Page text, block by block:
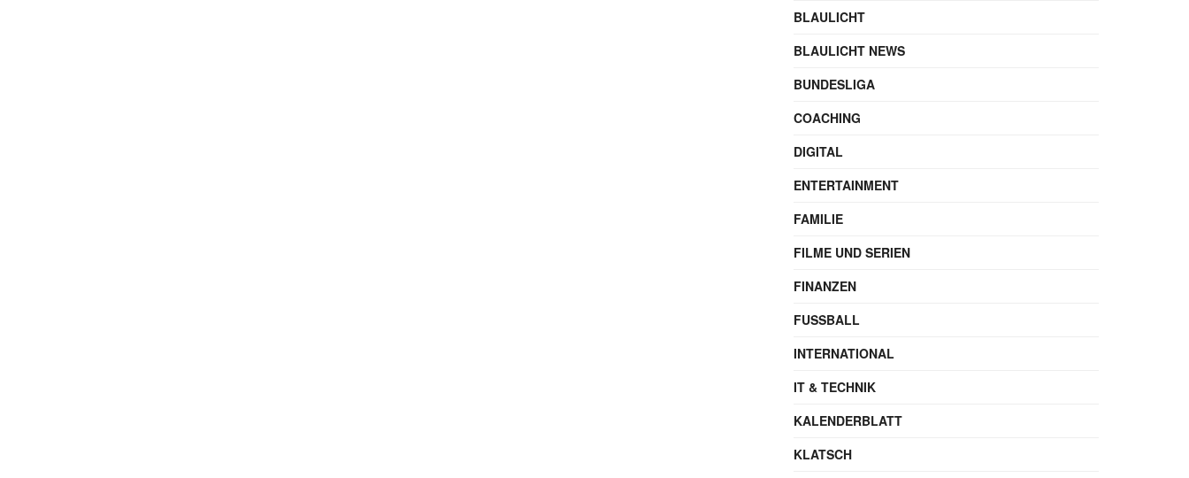
BLAULICHT
BLAULICHT NEWS
BUNDESLIGA
COACHING
DIGITAL
ENTERTAINMENT
FAMILIE
FILME UND SERIEN
FINANZEN
FUSSBALL
INTERNATIONAL
IT & TECHNIK
KALENDERBLATT
KLATSCH